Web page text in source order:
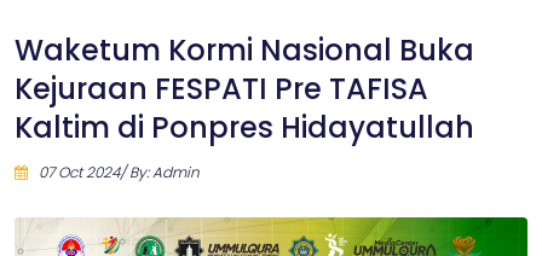
Waketum Kormi Nasional Buka
Kejuraan FESPATI Pre TAFISA
Kaltim di Ponpres Hidayatullah
07 Oct 2024/ By: Admin